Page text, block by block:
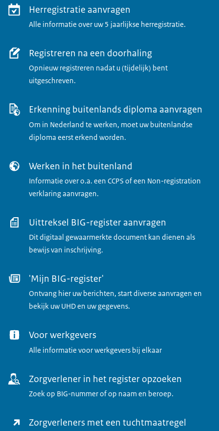
Herregistratie aanvragen
Alle informatie over uw 5 jaarlijkse herregistratie.
Registreren na een doorhaling
Opnieuw registreren nadat u (tijdelijk) bent
uitgeschreven.
Erkenning buitenlands diploma aanvragen
Om in Nederland te werken, moet uw buitenlandse
diploma eerst erkend worden.
Werken in het buitenland
Informatie over o.a. een CCPS of een Non-registration
verklaring aanvragen.
Uittreksel BIG-register aanvragen
Dit digitaal gewaarmerkte document kan dienen als
bewijs van inschrijving.
'Mijn BIG-register'
Ontvang hier uw berichten, start diverse aanvragen en
bekijk uw UHD en uw gegevens.
Voor werkgevers
Alle informatie voor werkgevers bij elkaar
Zorgverlener in het register opzoeken
Zoek op BIG-nummer of op naam en beroep.
Zorgverleners met een tuchtmaatregel